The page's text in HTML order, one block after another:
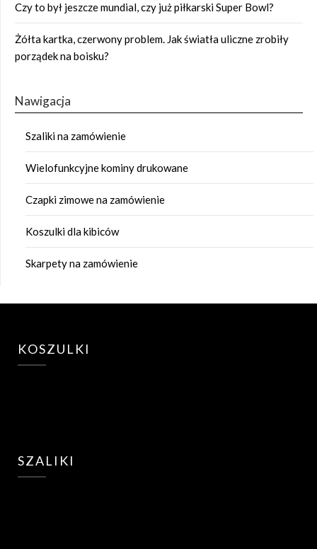
Czy to był jeszcze mundial, czy już piłkarski Super Bowl?
Żółta kartka, czerwony problem. Jak światła uliczne zrobiły
porządek na boisku?
Nawigacja
Szaliki na zamówienie
Wielofunkcyjne kominy drukowane
Czapki zimowe na zamówienie
Koszulki dla kibiców
Skarpety na zamówienie
KOSZULKI
SZALIKI